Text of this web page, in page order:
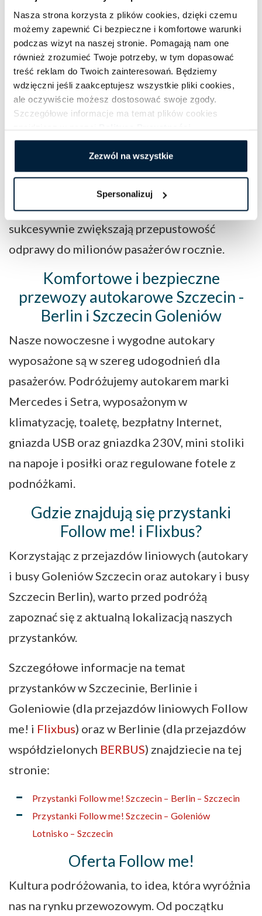
Nasza strona korzysta z plików cookies, dzięki czemu
możemy zapewnić Ci bezpieczne i komfortowe warunki
podczas wizyt na naszej stronie. Pomagają nam one
również zrozumieć Twoje potrzeby, w tym dopasować
treść reklam do Twoich zainteresowań. Będziemy
wdzięczni jeśli zaakceptujesz wszystkie pliki cookies,
ale oczywiście możesz dostosować swoje zgody.
Szczegółowe informacje ma temat plików cookies
Zezwól na wszystkie
Spersonalizuj
został w taki sposób, aby zgrać przejazdy z
najpopularniejszymi lotami (do Warszawy,
Norwegii, Wielkiej Brytanii i Irlandii).
Port Lotniczy Szczecin-Goleniów został
przeniesiony 23 maja 1967 roku z lotniska
otworzenia pierwszego międzynarodowego
połączenia lotniczego. Kolejne inwestycje
sukcesywnie zwiększają przepustowość
odprawy do milionów pasażerów rocznie.
Komfortowe i bezpieczne
przewozy autokarowe Szczecin -
Berlin i Szczecin Goleniów
Nasze nowoczesne i wygodne autokary
wyposażone są w szereg udogodnień dla
pasażerów. Podróżujemy autokarem marki
Mercedes i Setra, wyposażonym w
klimatyzację, toaletę, bezpłatny Internet,
gniazda USB oraz gniazdka 230V, mini stoliki
na napoje i posiłki oraz regulowane fotele z
podnóżkami.
Gdzie znajdują się przystanki
Follow me! i Flixbus?
Korzystając z przejazdów liniowych (autokary
i busy Goleniów Szczecin oraz autokary i busy
Szczecin Berlin), warto przed podróżą
zapoznać się z aktualną lokalizacją naszych
przystanków.
Szczegółowe informacje na temat
przystanków w Szczecinie, Berlinie i
Goleniowie (dla przejazdów liniowych Follow
me! i Flixbus) oraz w Berlinie (dla przejazdów
współdzielonych BERBUS) znajdziecie na tej
stronie:
Przystanki Follow me! Szczecin – Berlin – Szczecin
Przystanki Follow me! Szczecin – Goleniów
Lotnisko – Szczecin
Oferta Follow me!
Kultura podróżowania, to idea, która wyróżnia
nas na rynku przewozowym. Od początku